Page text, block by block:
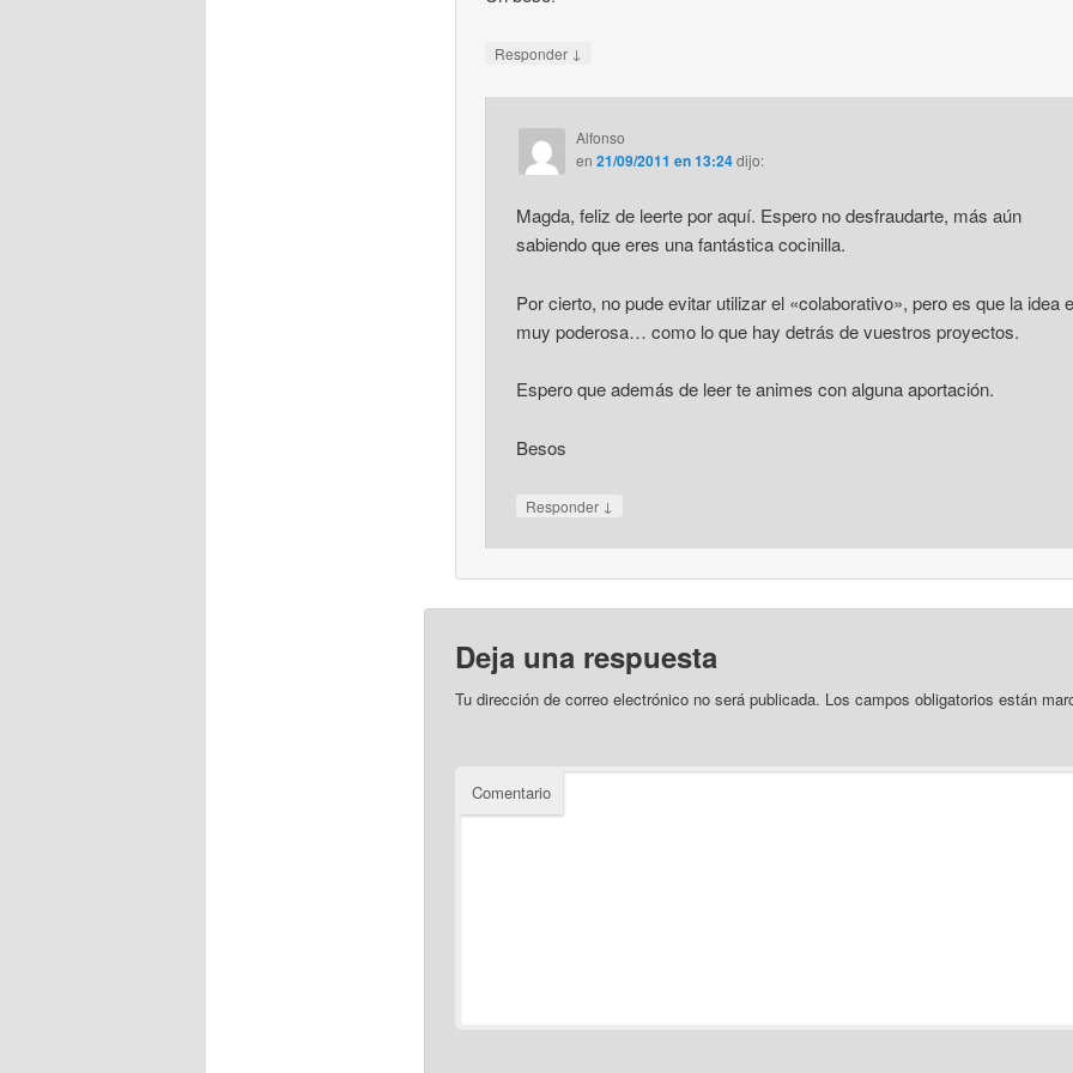
Responder ↓
Alfonso
en 21/09/2011 en 13:24dijo:
Magda, feliz de leerte por aquí. Espero no desfraudarte, más aún
sabiendo que eres una fantástica cocinilla.
Por cierto, no pude evitar utilizar el «colaborativo», pero es que la idea
muy poderosa… como lo que hay detrás de vuestros proyectos.
Espero que además de leer te animes con alguna aportación.
Besos
Responder ↓
Deja una respuesta
Tu dirección de correo electrónico no será publicada. Los campos obligatorios están
Comentario